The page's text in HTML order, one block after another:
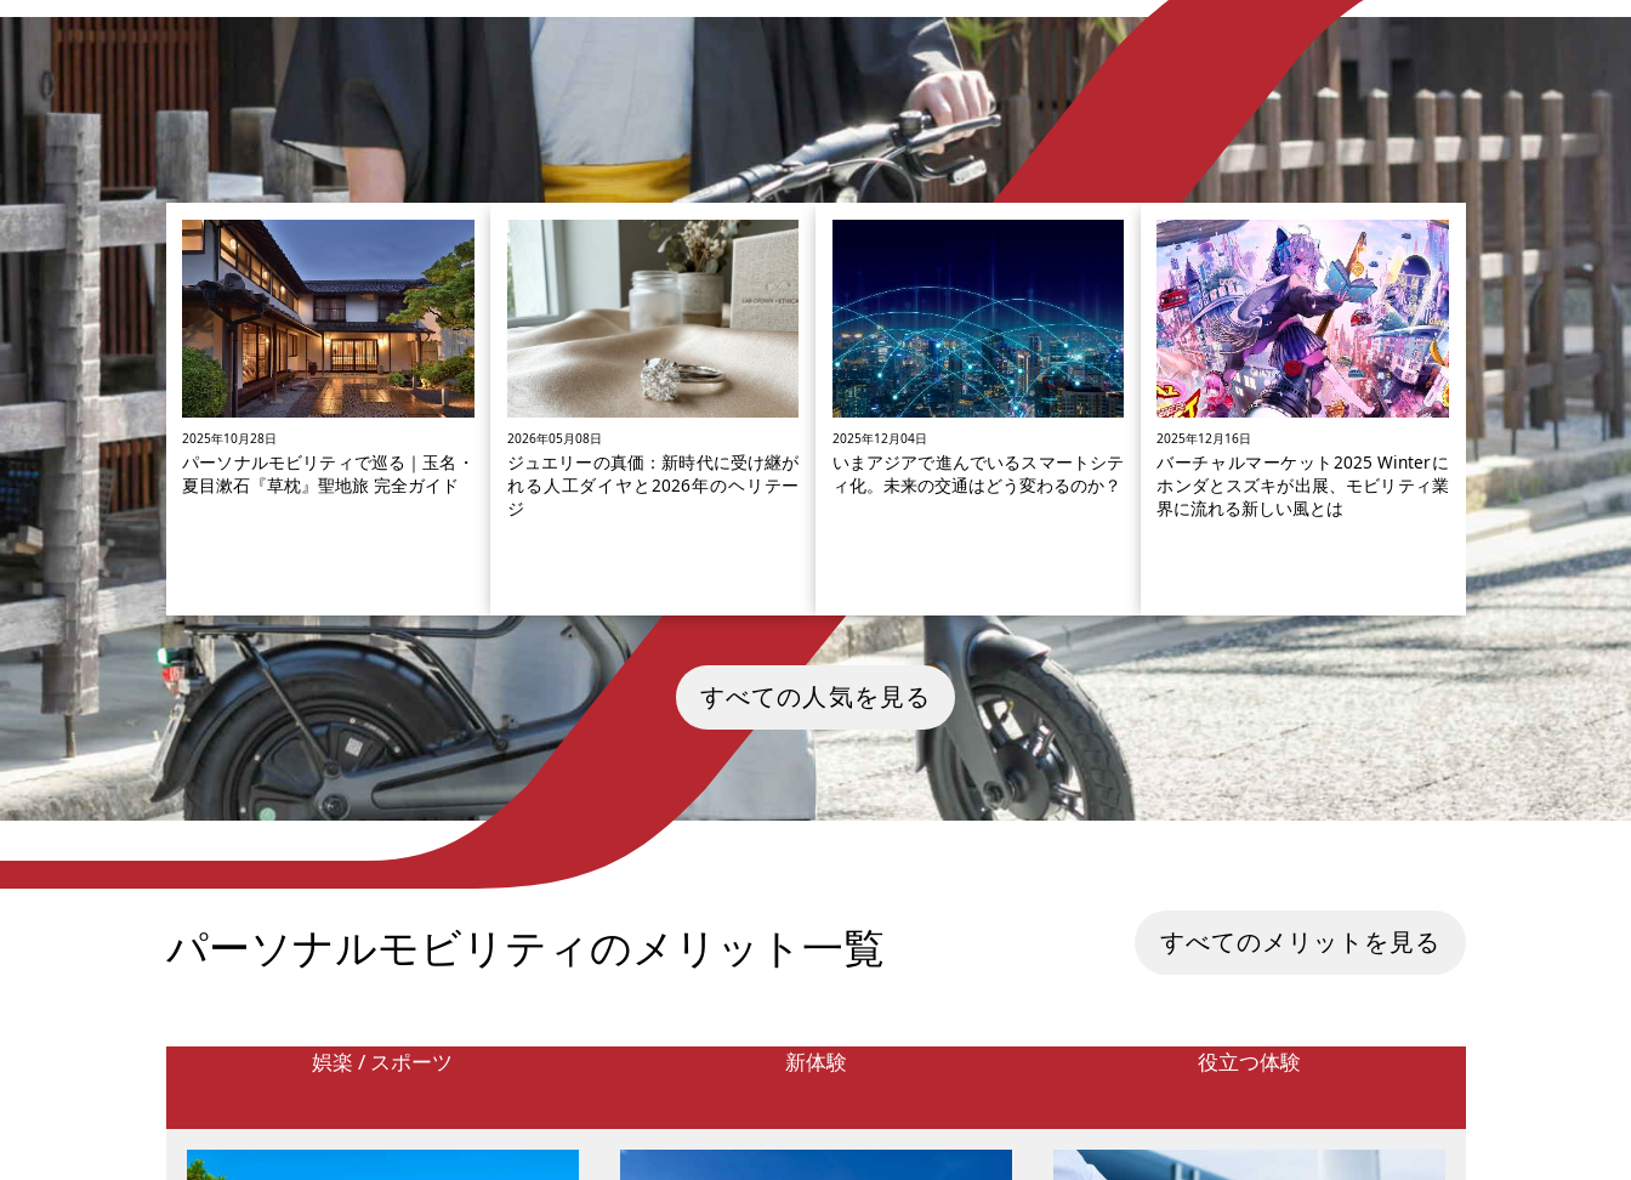
のも最近の特徴です。旅先では、電車
やバス、タクシーを使って目的地まで
移動するのが一般的ですが、旅に付加
価値を与えてくれるユニークな交通手
段に近年注目が集まっています。今回
はツーリズム業界がビジネスとして展
開してきたモビリティサービスの変遷
や、現在導入が進んでいる新しい取り
組みについて紹介したいと思います。
2025年10月28日
パーソナルモビリティで巡る｜玉名・
夏目漱石『草枕』聖地旅 完全ガイド
熊本県玉名市を舞台に、夏目漱石『草
枕』の世界をめぐる旅へ。草枕交流館
や前田家別邸、草枕温泉てんすいを訪
ね、文学碑を巡りながら、玉名ラーメ
ンや有明海の海の幸などご当地グルメ
も堪能。パーソナルモビリティ（電動
キックボード・Eバイク）で巡るから
こそ、温泉・食・文学の魅力を一日で
体感できるモデルコースを紹介しま
す。
2026年05月08日
ジュエリーの真価：新時代に受け継が
れる人工ダイヤと2026年のヘリテー
ジ
ジュエリーの価値観が大きな転換期を
迎えた2026年。かつての「資産価
値」や「採掘の希少性」といった画一
的な基準は影を潜め、今や美しさの定
義は、その石がいかに倫理的であり、
持ち主の人生とどう共鳴するかに委ね
られています。科学の叡智によって生
まれたラボグロウンダイヤモンド（人
工ダイヤ）は、もはや代替品ではな
く、私たちが次世代へ受け継ぐべき新
しい「ヘリテージ（遺産）」の象徴と
た真の輝きを未来へ繋ぐ、これからの
ジュエリーの在り方を深く考察しま
2025年12月04日
いまアジアで進んでいるスマートシテ
ィ化。未来の交通はどう変わるのか？
2025年9月25日、トヨタ自動車株式会
社（以下トヨタ）開発の「ウーブン・
シティ（Woven City）」が静岡県裾
野市にオープンし、日本国内ではいま
スマートシティへの関心が高まってい
ます。 スイスの国際経営開発研究所
（IMD）が発表した世界スマートシテ
ィ指数（2025）の順位は大阪99位、
キング上位を占める国は欧州が多数で
すが、シンガポール・韓国・中国な
導入されているスマートシティ都市の
特徴や交通事情について、実例を交え
2025年12月16日
バーチャルマーケット2025 Winterに
ホンダとスズキが出展、モビリティ業
界に流れる新しい風とは
株式会社HIKKYが2025年12月6日
（土）から12月21日（日）に開催す
る、VR上で開催される最大級のメタバ
ースイベント「バーチャルマーケット
2025 Winter」に、総合モビリティー
メーカーのスズキ株式会社（以下スズ
キ）と本田技研工業株式会社（以下ホ
ンダ）が出展すると、いま話題です。
ど、さまざまな角度から紐解いていき
たいと思います。 （画像引用：バー
すべての人気を見る
パーソナルモビリティのメリット一覧
娯楽 / スポーツ 新体験 役立つ体験
すべてのメリットを見る